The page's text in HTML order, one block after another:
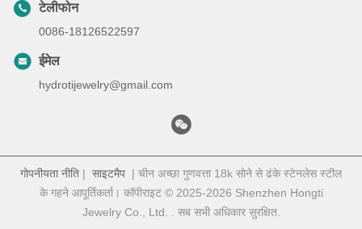
टेलीफोन
0086-18126522597
ईमेल
hydrotijewelry@gmail.com
गोपनीयता नीति | साइटमैप | चीन अच्छा गुणवत्ता 18k सोने से ढंके स्टेनलेस स्टील
के गहने आपूर्तिकर्ता। कॉपीराइट © 2025-2026 Shenzhen Hongti
Jewelry Co., Ltd. . सब सभी अधिकार सुरक्षित.